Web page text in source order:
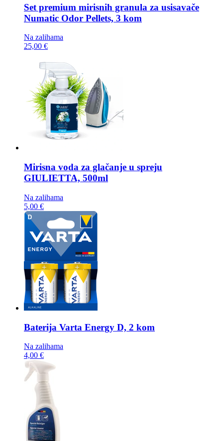
Set premium mirisnih granula za usisavače
Numatic Odor Pellets, 3 kom
Na zalihama
25,00 €
Mirisna voda za glačanje u spreju
GIULIETTA, 500ml
Na zalihama
5,00 €
Baterija Varta Energy D, 2 kom
Na zalihama
4,00 €